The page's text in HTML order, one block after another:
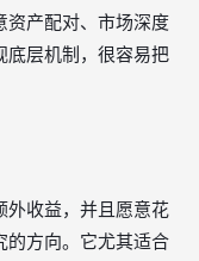
资产配对、市场深度
底层机制，很容易把
外收益，并且愿意花
的方向。它尤其适合